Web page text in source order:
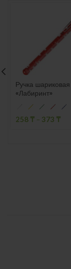
Ручка шариковая
«Лабиринт»
258 ₸ – 373 ₸